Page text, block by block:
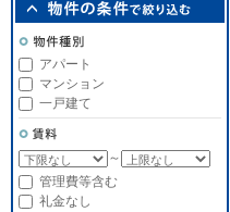
アパート
マンション
一戸建て
～
管理費等含む
礼金なし